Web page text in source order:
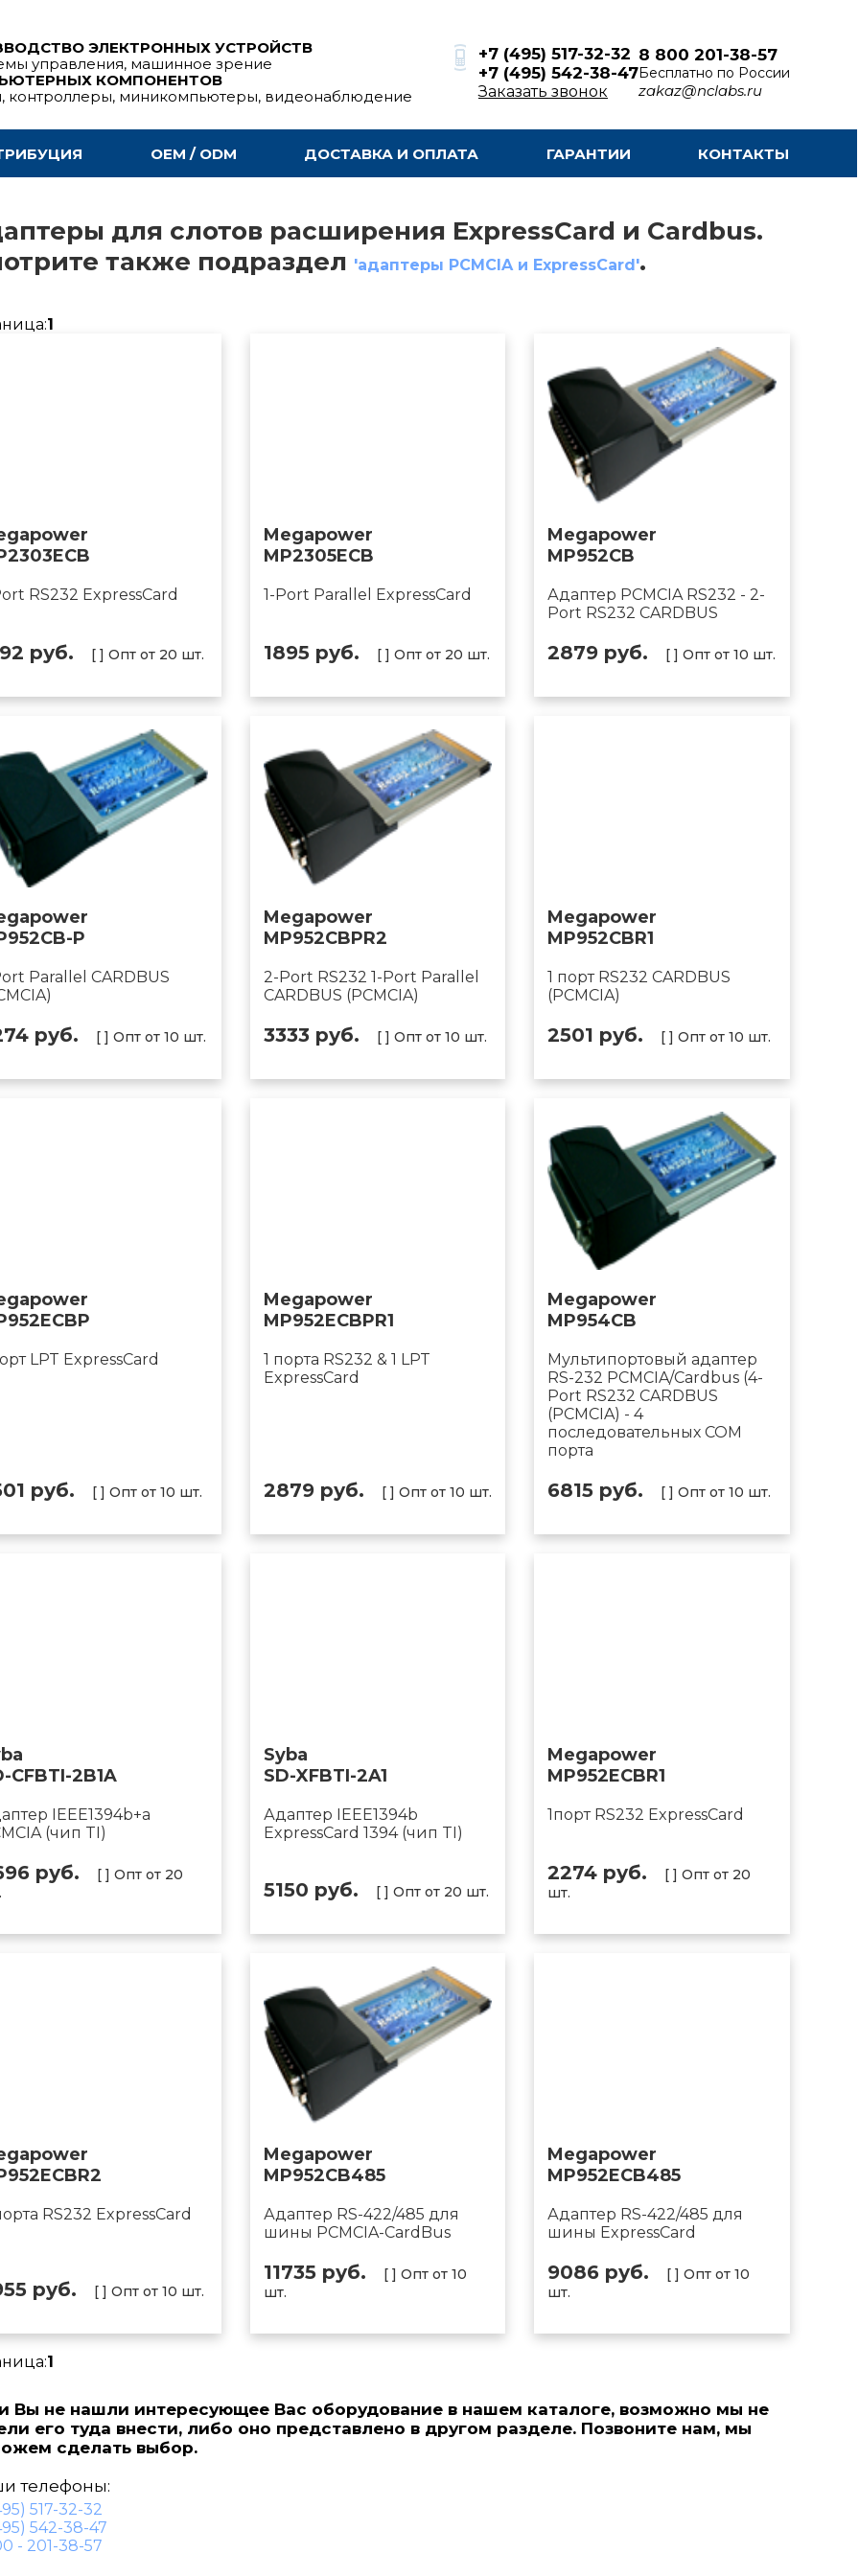
ЭЛЕКТРОННЫХ УСТРОЙСТВ
управления, машинное зрение
КОМПОНЕНТОВ
контроллеры, миникомпьютеры, видеонаблюдение
+7 (495) 517-32-32
+7 (495) 542-38-47
Заказать звонок
8 800 201-38-57
Бесплатно по России
zakaz@nclabs.ru
OEM / ODM ДОСТАВКА И ОПЛАТА ГАРАНТИИ КОНТАКТЫ
для слотов расширения ExpressCard и Cardbus.
также подраздел 'адаптеры PCMCIA и ExpressCard'.
1
RS232 ExpressCard
руб. [ ] Опт от 20 шт.
Megapower
MP2305ECB
1-Port Parallel ExpressCard
1895 руб. [ ] Опт от 20 шт.
Megapower
MP952CB
Адаптер PCMCIA RS232 - 2-
Port RS232 CARDBUS
2879 руб. [ ] Опт от 10 шт.
P
Parallel CARDBUS
руб. [ ] Опт от 10 шт.
Megapower
MP952CBPR2
2-Port RS232 1-Port Parallel
CARDBUS (PCMCIA)
3333 руб. [ ] Опт от 10 шт.
Megapower
MP952CBR1
1 порт RS232 CARDBUS
(PCMCIA)
2501 руб. [ ] Опт от 10 шт.
LPT ExpressCard
руб. [ ] Опт от 10 шт.
Megapower
MP952ECBPR1
1 порта RS232 & 1 LPT
ExpressCard
2879 руб. [ ] Опт от 10 шт.
Megapower
MP954CB
Мультипортовый адаптер
RS-232 PCMCIA/Cardbus (4-
Port RS232 CARDBUS
(PCMCIA) - 4
последовательных COM
порта
6815 руб. [ ] Опт от 10 шт.
CFBTI-2B1A
IEEE1394b+a
(чип TI)
руб.
[ ] Опт от 20
Syba
SD-XFBTI-2A1
Адаптер IEEE1394b
ExpressCard 1394 (чип TI)
5150 руб. [ ] Опт от 20 шт.
Megapower
MP952ECBR1
1порт RS232 ExpressCard
2274 руб.
[ ] Опт от 20
шт.
RS232 ExpressCard
руб. [ ] Опт от 10 шт.
Megapower
MP952CB485
Адаптер RS-422/485 для
шины PCMCIA-CardBus
11735 руб.
[ ] Опт от 10
шт.
Megapower
MP952ECB485
Адаптер RS-422/485 для
шины ExpressCard
9086 руб.
[ ] Опт от 10
шт.
1
Вы не нашли интересующее Вас оборудование в нашем каталоге, возможно мы не
его туда внести, либо оно представлено в другом разделе. Позвонитe нам, мы
сделать выбор.
телефоны:
517-32-32
542-38-47
- 201-38-57